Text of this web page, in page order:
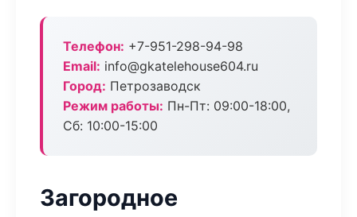
Телефон: +7-951-298-94-98
Email: info@gkatelehouse604.ru
Город: Петрозаводск
Режим работы: Пн-Пт: 09:00-18:00,
Сб: 10:00-15:00
Загородное